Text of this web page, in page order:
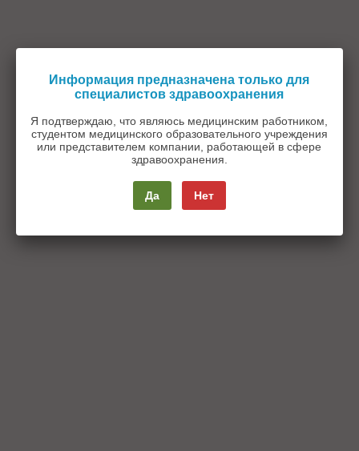
Информация предназначена только для
специалистов здравоохранения
Я подтверждаю, что являюсь медицинским работником,
студентом медицинского образовательного учреждения
или представителем компании, работающей в сфере
здравоохранения.
Да Нет